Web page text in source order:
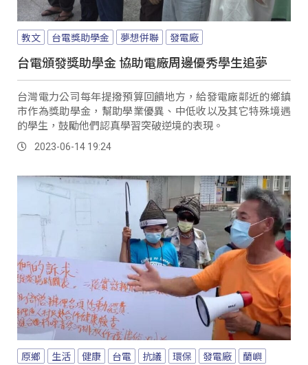
教文 台電獎助學金 夢想併聯 發電廠
台電頒發獎助學金 協助電廠周邊優秀學生追夢
台灣電力公司每年提撥預算回饋地方，給發電廠鄰近的鄉鎮
市作為獎助學金，幫助學業優異、中低收以及其它特殊境遇
的學生，鼓勵他們認真學習突破逆境的表現。
2023-06-14 19:24
原鄉 生活 健康 台電 抗議 環保 發電廠 蘭嶼